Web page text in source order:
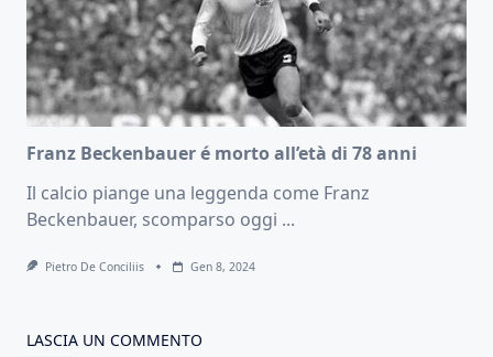
Franz Beckenbauer é morto all’età di 78 anni
Il calcio piange una leggenda come Franz
Beckenbauer, scomparso oggi ...
Pietro De Conciliis Gen 8, 2024
LASCIA UN COMMENTO